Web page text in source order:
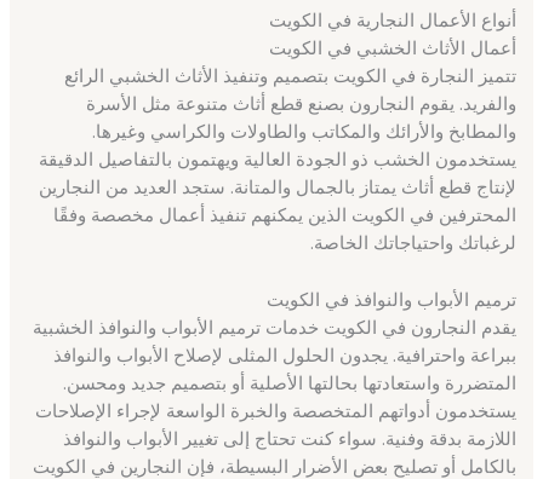
أنواع الأعمال النجارية في الكويت
أعمال الأثاث الخشبي في الكويت
تتميز النجارة في الكويت بتصميم وتنفيذ الأثاث الخشبي الرائع
والفريد. يقوم النجارون بصنع قطع أثاث متنوعة مثل الأسرة
والمطابخ والأرائك والمكاتب والطاولات والكراسي وغيرها.
يستخدمون الخشب ذو الجودة العالية ويهتمون بالتفاصيل الدقيقة
لإنتاج قطع أثاث يمتاز بالجمال والمتانة. ستجد العديد من النجارين
المحترفين في الكويت الذين يمكنهم تنفيذ أعمال مخصصة وفقًا
لرغباتك واحتياجاتك الخاصة.
ترميم الأبواب والنوافذ في الكويت
يقدم النجارون في الكويت خدمات ترميم الأبواب والنوافذ الخشبية
ببراعة واحترافية. يجدون الحلول المثلى لإصلاح الأبواب والنوافذ
المتضررة واستعادتها بحالتها الأصلية أو بتصميم جديد ومحسن.
يستخدمون أدواتهم المتخصصة والخبرة الواسعة لإجراء الإصلاحات
اللازمة بدقة وفنية. سواء كنت تحتاج إلى تغيير الأبواب والنوافذ
بالكامل أو تصليح بعض الأضرار البسيطة، فإن النجارين في الكويت